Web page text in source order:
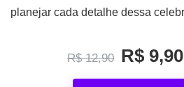
planejar cada detalhe dessa
R$ 12,90 R$ 9,90